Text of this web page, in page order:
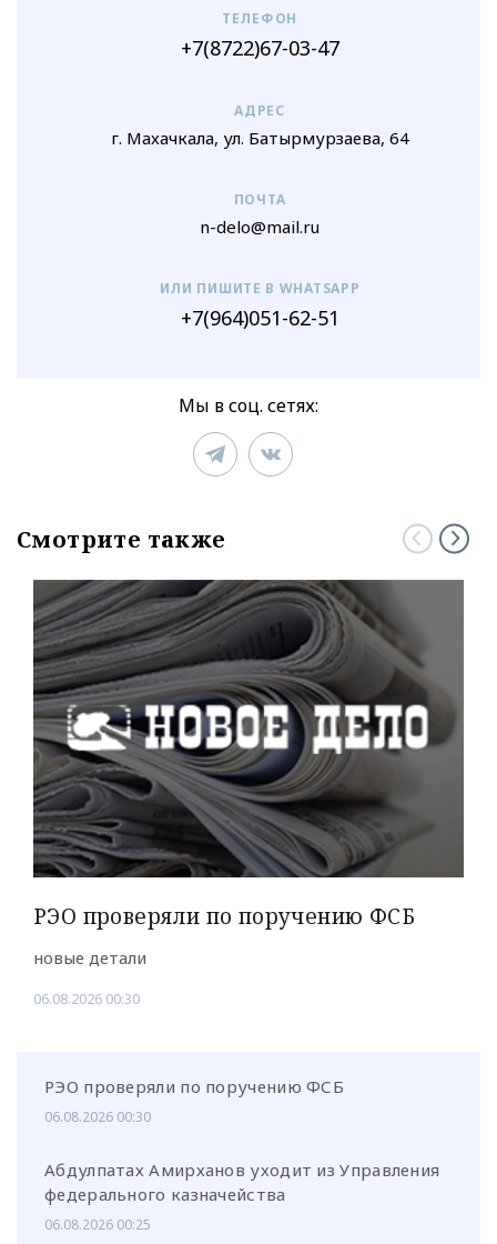
ТЕЛЕФОН
+7(8722)67-03-47
АДРЕС
г. Махачкала, ул. Батырмурзаева, 64
ПОЧТА
n-delo@mail.ru
ИЛИ ПИШИТЕ В WHATSAPP
+7(964)051-62-51
Мы в соц. сетях:
Смотрите также
РЭО проверяли по поручению ФСБ
новые детали
06.08.2026 00:30
РЭО проверяли по поручению ФСБ
06.08.2026 00:30
Абдулпатах Амирханов уходит из Управления
федерального казначейства
06.08.2026 00:25